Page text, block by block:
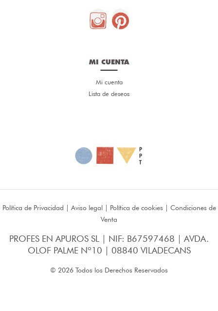
MI CUENTA
Mi cuenta
Lista de deseos
Política de Privacidad | Aviso legal| Política de cookies | Condiciones de
Venta
PROFES EN APUROS SL | NIF: B67597468 | AVDA.
OLOF PALME Nº10 | 08840 VILADECANS
© 2026 Todos los Derechos Reservados